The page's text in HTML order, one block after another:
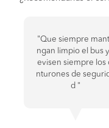
Lima
Tarma a
Lima
"Que siempre
ngan limpio el bus
evisen siempre los
nturones de
d "